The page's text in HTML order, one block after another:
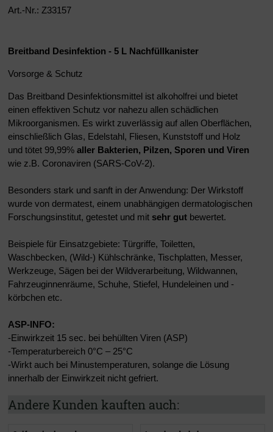
Art.-Nr.: Z33157
Breitband Desinfektion - 5 L Nachfüllkanister
Vorsorge & Schutz
Das Breitband Desinfektionsmittel ist alkoholfrei und bietet
einen effektiven Schutz vor nahezu allen schädlichen
Mikroorganismen. Es wirkt zuverlässig auf allen Oberflächen,
einschließlich Glas, Edelstahl, Fliesen, Kunststoff und Holz
und tötet 99,99% aller Bakterien, Pilzen, Sporen und Viren
wie z.B. Coronaviren (SARS-CoV-2).
Besonders stark und sanft in der Anwendung: Der Wirkstoff
wurde von dermatest, einem unabhängigen dermatologischen
Forschungsinstitut, getestet und mit sehr gut bewertet.
Beispiele für Einsatzgebiete: Türgriffe, Toiletten,
Waschbecken, (Wild-) Kühlschränke, Tischplatten, Messer,
Werkzeuge, Sägen bei der Wildverarbeitung, Wildwannen,
Fahrzeuginnenräume, Schuhe, Stiefel, Hundeleinen und -
körbchen etc.
ASP-INFO:
-Einwirkzeit 15 sec. bei behüllten Viren (ASP)
-Temperaturbereich 0°C – 25°C
-Wirkt auch bei Minustemperaturen, solange die Lösung
innerhalb der Einwirkzeit nicht gefriert.
Andere Kunden kauften auch: